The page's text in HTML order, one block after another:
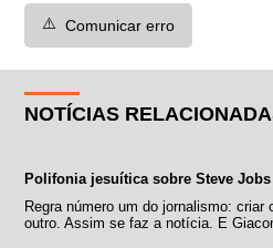
⚠️ Comunicar erro
NOTÍCIAS
Polifonia jesuítica sobre Steve Jobs
Regra número um do jornalismo:
outro. Assim se faz a notícia. E